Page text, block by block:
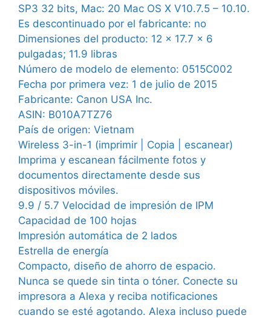
SP3 32 bits, Mac: 20 Mac OS X V10.7.5 – 10.10.
Es descontinuado por el fabricante: no
Dimensiones del producto: 12 x 17.7 x 6
pulgadas; 11.9 libras
Número de modelo de elemento: 0515C002
Fecha por primera vez: 1 de julio de 2015
Fabricante: Canon USA Inc.
ASIN: B010A7TZ76
País de origen: Vietnam
Wireless 3-in-1 (imprimir | Copia | escanear)
Imprima y escanean fácilmente fotos y
documentos directamente desde sus
dispositivos móviles.
9.9 / 5.7 Velocidad de impresión de IPM
Capacidad de 100 hojas
Impresión automática de 2 lados
Estrella de energía
Compacto, diseño de ahorro de espacio.
Nunca se quede sin tinta o tóner. Conecte su
impresora a Alexa y reciba notificaciones
cuando se esté agotando. Alexa incluso puede